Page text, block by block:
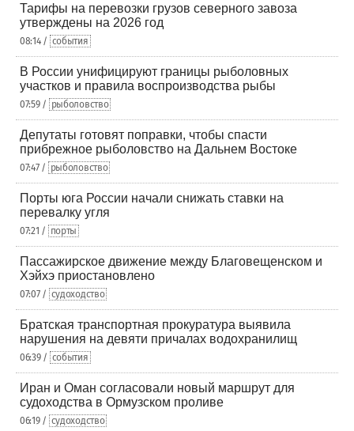
Тарифы на перевозки грузов северного завоза
утверждены на 2026 год
08:14 / события
В России унифицируют границы рыболовных
участков и правила воспроизводства рыбы
07:59 / рыболовство
Депутаты готовят поправки, чтобы спасти
прибрежное рыболовство на Дальнем Востоке
07:47 / рыболовство
Порты юга России начали снижать ставки на
перевалку угля
07:21 / порты
Пассажирское движение между Благовещенском и
Хэйхэ приостановлено
07:07 / судоходство
Братская транспортная прокуратура выявила
нарушения на девяти причалах водохранилищ
06:39 / события
Иран и Оман согласовали новый маршрут для
судоходства в Ормузском проливе
06:19 / судоходство